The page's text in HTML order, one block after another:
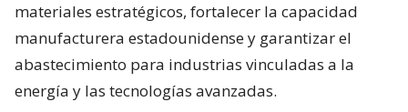
materiales estratégicos, fortalecer la capacidad
manufacturera estadounidense y garantizar el
abastecimiento para industrias vinculadas a la
energía y las tecnologías avanzadas.